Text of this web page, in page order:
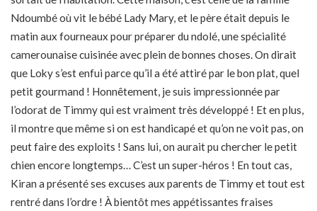
Ndoumbé où vit le bébé Lady Mary, et le père était depuis le
matin aux fourneaux pour préparer du ndolé, une spécialité
camerounaise cuisinée avec plein de bonnes choses. On dirait
que Loky s’est enfui parce qu’il a été attiré par le bon plat, quel
petit gourmand ! Honnêtement, je suis impressionnée par
l’odorat de Timmy qui est vraiment très développé ! Et en plus,
il montre que même si on est handicapé et qu’on ne voit pas, on
peut faire des exploits ! Sans lui, on aurait pu chercher le petit
chien encore longtemps… C’est un super-héros ! En tout cas,
Kiran a présenté ses excuses aux parents de Timmy et tout est
rentré dans l’ordre ! À bientôt mes appétissantes fraises